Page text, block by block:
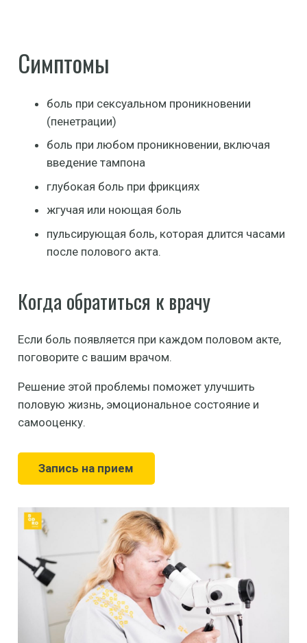
Симптомы
боль при сексуальном проникновении
(пенетрации)
боль при любом проникновении, включая
введение тампона
глубокая боль при фрикциях
жгучая или ноющая боль
пульсирующая боль, которая длится часами
после полового акта.
Когда обратиться к врачу
Если боль появляется при каждом половом акте,
поговорите с вашим врачом.
Решение этой проблемы поможет улучшить
половую жизнь, эмоциональное состояние и
самооценку.
Запись на прием